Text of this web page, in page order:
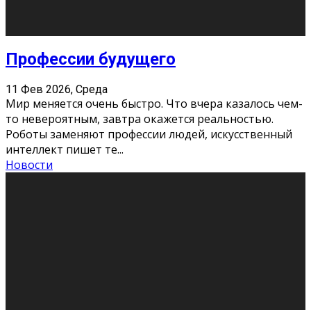
Как бороться со стрессом
11 Фев 2026, Среда
Стресс – нормальная реакция организма, когда
факторов, воздействующих на твой организм
больше, чем ресурсов. Есть советы, как бороться со
стрессовым состояни
Новости